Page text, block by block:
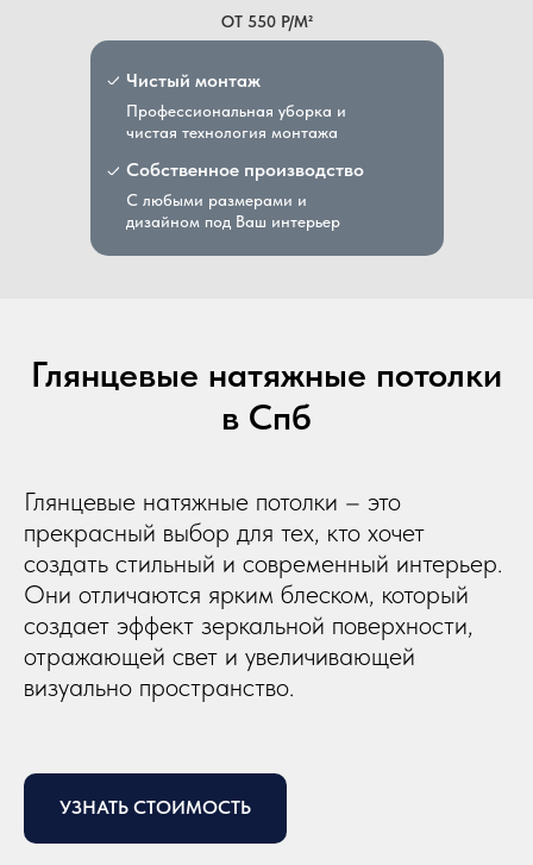
ОТ 550 Р/М²
С любыми размерами и
дизайном под Ваш интерьер
Чистый монтаж
Профессиональная уборка и
чистая технология монтажа
Собственное производство
Глянцевые натяжные потолки
в Спб
Глянцевые натяжные потолки – это
прекрасный выбор для тех, кто хочет
создать стильный и современный интерьер.
Они отличаются ярким блеском, который
создает эффект зеркальной поверхности,
отражающей свет и увеличивающей
визуально пространство.
УЗНАТЬ СТОИМОСТЬ